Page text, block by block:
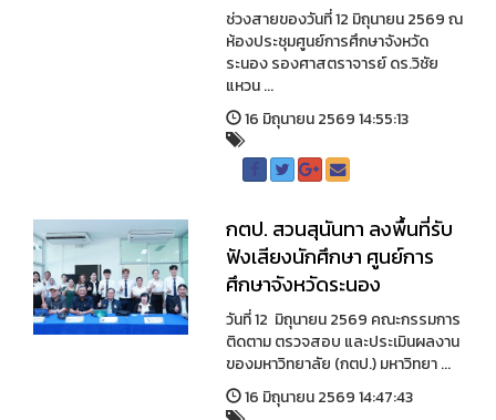
ช่วงสายของวันที่ 12 มิถุนายน 2569 ณ
ห้องประชุมศูนย์การศึกษาจังหวัด
ระนอง รองศาสตราจารย์ ดร.วิชัย
แหวน ...
16 มิถุนายน 2569 14:55:13
กตป. สวนสุนันทา ลงพื้นที่รับ
ฟังเสียงนักศึกษา ศูนย์การ
ศึกษาจังหวัดระนอง
วันที่ 12 มิถุนายน 2569 คณะกรรมการ
ติดตาม ตรวจสอบ และประเมินผลงาน
ของมหาวิทยาลัย (กตป.) มหาวิทยา ...
16 มิถุนายน 2569 14:47:43